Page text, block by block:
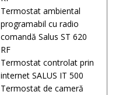
Termostat ambiental
programabil cu radio
comandă Salus ST 620
RF
Termostat controlat prin
internet SALUS IT 500
Termostat de cameră